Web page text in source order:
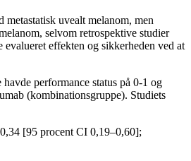
uvealt melanom, men
selvom retrospektive studier
effekten og sikkerheden ved at
performance status på 0-1 og
(kombinationsgruppe). Studiets
[95 procent CI 0,19–0,60];